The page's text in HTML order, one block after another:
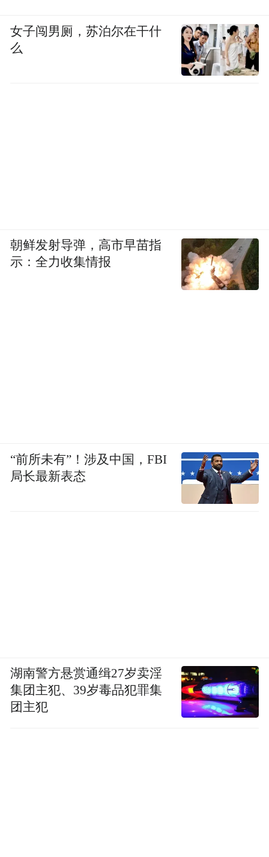
女子闯男厕，苏泊尔在干什
么
朝鲜发射导弹，高市早苗指
示：全力收集情报
“前所未有”！涉及中国，FBI
局长最新表态
湖南警方悬赏通缉27岁卖淫
集团主犯、39岁毒品犯罪集
团主犯